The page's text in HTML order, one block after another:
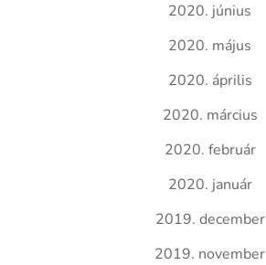
2020. június
2020. május
2020. április
2020. március
2020. február
2020. január
2019. december
2019. november